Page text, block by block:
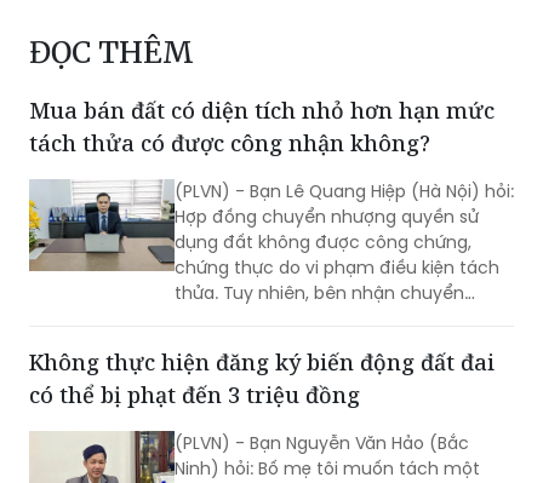
ĐỌC THÊM
Mua bán đất có diện tích nhỏ hơn hạn mức
tách thửa có được công nhận không?
(PLVN) - Bạn Lê Quang Hiệp (Hà Nội) hỏi:
Hợp đồng chuyển nhượng quyền sử
dụng đất không được công chứng,
chứng thực do vi phạm điều kiện tách
thửa. Tuy nhiên, bên nhận chuyển
chuyển nhượng và đã xây dựng nhà ở
trên đất nhận chuyển nhượng mà
Vậy hợp đồng chuyển nhượng quyền sử
dụng đất này có được công nhận
Không thực hiện đăng ký biến động đất đai
có thể bị phạt đến 3 triệu đồng
(PLVN) - Bạn Nguyễn Văn Hảo (Bắc
Ninh) hỏi: Bố mẹ tôi muốn tách một